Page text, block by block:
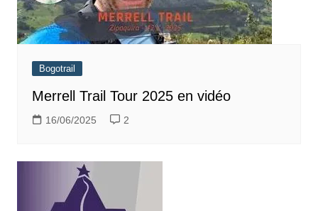
Bogotrail
Merrell Trail Tour 2025 en vidéo
16/06/2025 2